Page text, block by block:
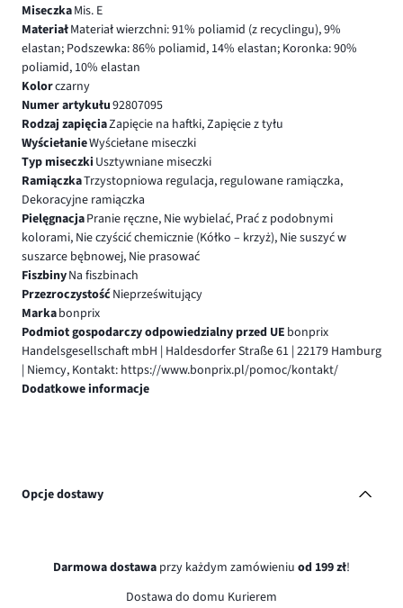
MiseczkaMis. E
MateriałMateriał wierzchni: 91% poliamid (z recyclingu), 9%
elastan; Podszewka: 86% poliamid, 14% elastan; Koronka: 90%
poliamid, 10% elastan
Kolorczarny
Numer artykułu92807095
Rodzaj zapięciaZapięcie na haftki, Zapięcie z tyłu
WyściełanieWyściełane miseczki
Typ miseczki Usztywniane miseczki
RamiączkaTrzystopniowa regulacja, regulowane ramiączka,
Dekoracyjne ramiączka
PielęgnacjaPranie ręczne, Nie wybielać, Prać z podobnymi
kolorami, Nie czyścić chemicznie (Kółko – krzyż), Nie suszyć w
suszarce bębnowej, Nie prasować
FiszbinyNa fiszbinach
PrzezroczystośćNieprześwitujący
Markabonprix
Podmiot gospodarczy odpowiedzialny przed UE bonprix
Handelsgesellschaft mbH | Haldesdorfer Straße 61 | 22179 Hamburg
| Niemcy, Kontakt: https://www.bonprix.pl/pomoc/kontakt/
Dodatkowe informacje
Opcje dostawy
Darmowa dostawa przy każdym zamówieniu od 199 zł!
Dostawa do domu Kurierem